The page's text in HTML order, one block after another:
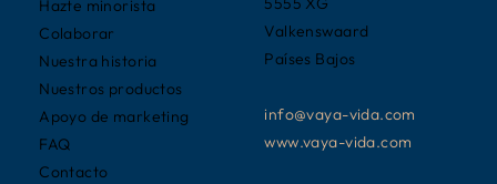
Valkenswaard
Países Bajos
info@vaya-vida.com
www.vaya-vida.com
Hazte minorista
Colaborar
Nuestra historia
Nuestros productos
Apoyo de marketing
FAQ
Contacto